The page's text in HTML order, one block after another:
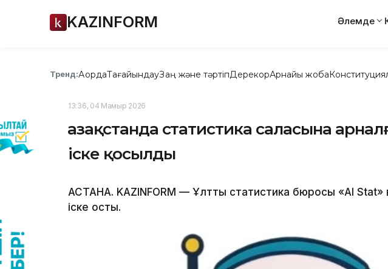
KAZINFORM Әлемде
Тренд:АқордаТағайындауЗаң және тәртіпДерекқорАрнайы жоба
13:36, 04 Мамыр 2026
Қазақстанда статистика саласына
іске қосылды
АСТАНА. KAZINFORM — Ұлттық статистика бюросы «AI Stat»
іске қосты.